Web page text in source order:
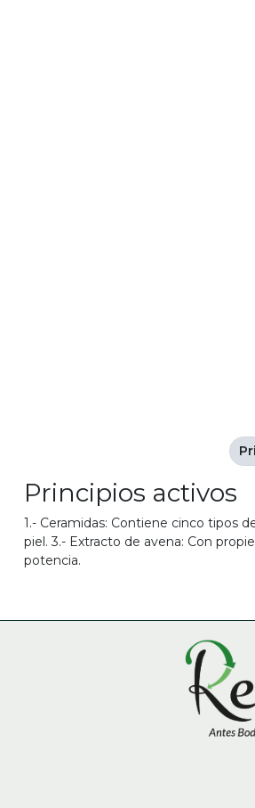
Principios activos
1.- Ceramidas: Contiene cinco tipos
piel. 3.- Extracto de avena: Con
potencia.